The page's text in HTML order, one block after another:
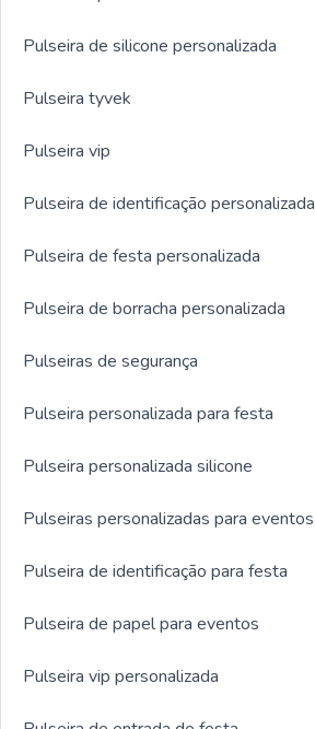
Pulseira de silicone personalizada
Pulseira tyvek
Pulseira vip
Pulseira de identificação personalizada
Pulseira de festa personalizada
Pulseira de borracha personalizada
Pulseiras de segurança
Pulseira personalizada para festa
Pulseira personalizada silicone
Pulseiras personalizadas para eventos
Pulseira de identificação para festa
Pulseira de papel para eventos
Pulseira vip personalizada